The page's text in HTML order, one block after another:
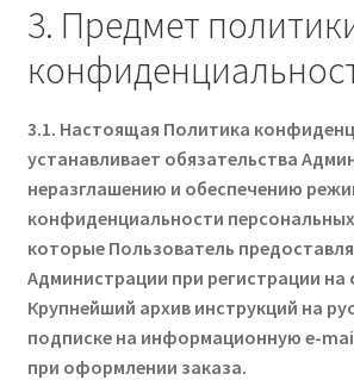
3. Предмет
3.1. Настоящая Политика
устанавливает обязательства
неразглашению и обеспечению
конфиденциальности
которые Пользователь
Администрации при регистрации на
Крупнейший архив инструкций на
подписке на информационную e-
при оформлении заказа.